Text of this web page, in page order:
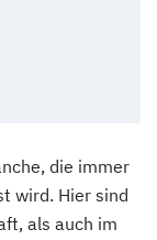
die immer
wird. Hier sind
als auch im